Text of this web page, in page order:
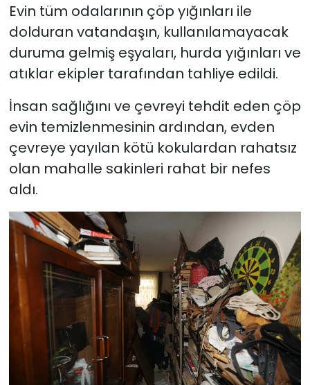
Evin tüm odalarının çöp yığınları ile
dolduran vatandaşın, kullanılamayacak
duruma gelmiş eşyaları, hurda yığınları ve
atıklar ekipler tarafından tahliye edildi.
İnsan sağlığını ve çevreyi tehdit eden çöp
evin temizlenmesinin ardından, evden
çevreye yayılan kötü kokulardan rahatsız
olan mahalle sakinleri rahat bir nefes
aldı.